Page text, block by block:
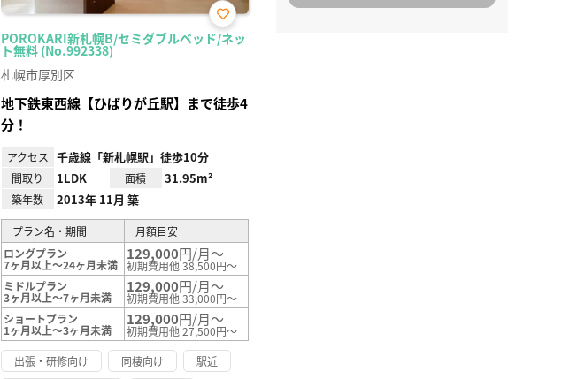
POROKARI新札幌B/セミダブルベッド/ネッ
ト無料 (No.992338)
お気
に入
札幌市厚別区
地下鉄東西線【ひばりが丘駅】まで徒歩4
分！
アクセス 千歳線「新札幌駅」徒歩10分
間取り 1LDK 面積 31.95m²
築年数 2013年 11月 築
プラン名・期間
月額目安
ロングプラン
7ヶ月以上～24ヶ月未満
129,000円/月～
初期費用他 38,500円～
ミドルプラン
3ヶ月以上～7ヶ月未満
129,000円/月～
初期費用他 33,000円～
ショートプラン
1ヶ月以上～3ヶ月未満
129,000円/月～
初期費用他 27,500円～
出張・研修向け
同棲向け
駅近